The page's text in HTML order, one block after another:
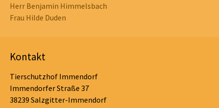
Herr Benjamin Himmelsbach
Frau Hilde Duden
Kontakt
Tierschutzhof Immendorf
Immendorfer Straße 37
38239 Salzgitter-Immendorf